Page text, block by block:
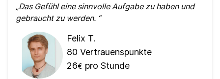
Das Gefühl eine sinnvolle Aufgabe zu haben und
gebraucht zu werden.
Felix T.
80 Vertrauenspunkte
26€ pro Stunde